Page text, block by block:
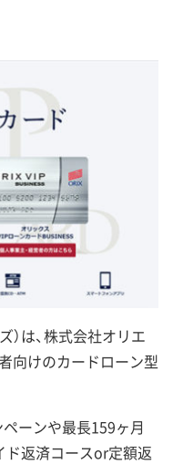
）は、株式会社オリエ
向けのカードローン型
ーンや最長159ヶ月
ド返済コースor定額返